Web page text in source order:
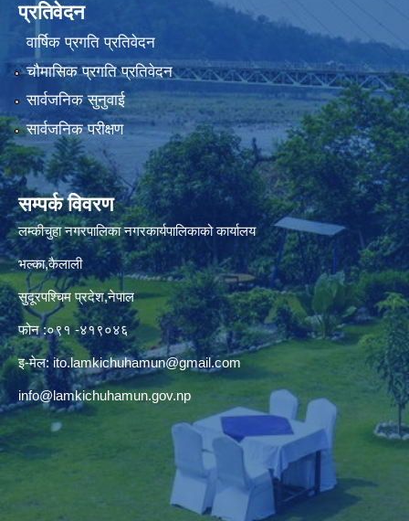
प्रतिवेदन
वार्षिक प्रगति प्रतिवेदन
चौमासिक प्रगति प्रतिवेदन
सार्वजनिक सुनुवाई
सार्वजनिक परीक्षण
सम्पर्क विवरण
लम्कीचुहा नगरपालिका नगरकार्यपालिकाको कार्यालय
भल्का,कैलाली
सुदूरपश्चिम प्रदेश,नेपाल
फोन :०९१ -४१९०४६
इ-मेल:ito.lamkichuhamun@gmail.com
info@lamkichuhamun.gov.np